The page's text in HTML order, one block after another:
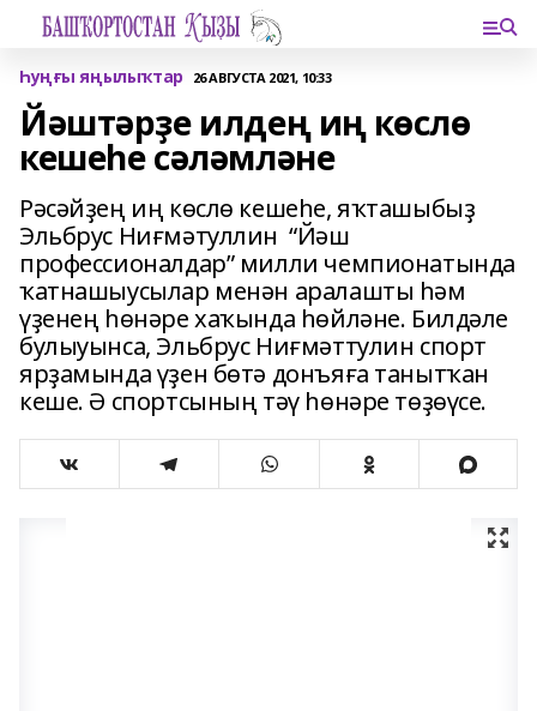
Һуңғы яңылыҡтар 26 АВГУСТА 2021, 10:33
Йәштәрҙе илдең иң көслө
кешеһе сәләмләне
Рәсәйҙең иң көслө кешеһе, яҡташыбыҙ
Эльбрус Ниғмәтуллин “Йәш
профессионалдар” милли чемпионатында
ҡатнашыусылар менән аралашты һәм
үҙенең һөнәре хаҡында һөйләне. Билдәле
булыуынса, Эльбрус Ниғмәттулин спорт
ярҙамында үҙен бөтә донъяға танытҡан
кеше. Ә спортсының тәү һөнәре төҙөүсе.